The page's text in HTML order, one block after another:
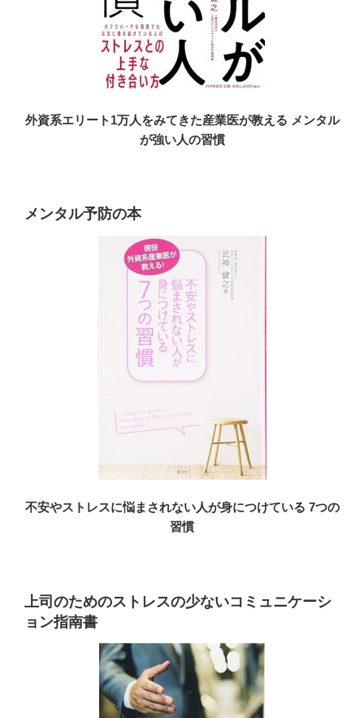
外資系エリート1万人をみてきた産業医が教える メンタル
が強い人の習慣
メンタル予防の本
不安やストレスに悩まされない人が身につけている 7つの
習慣
上司のためのストレスの少ないコミュニケーシ
ョン指南書